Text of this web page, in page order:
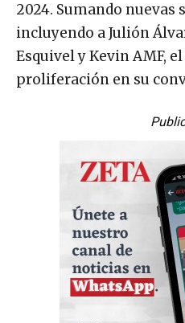
2024. Sumando nuevas
incluyendo a Julión
Esquivel y Kevin AMF,
proliferación en su